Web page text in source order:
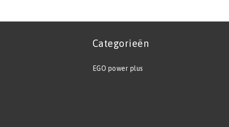
Categorieën
EGO power plus